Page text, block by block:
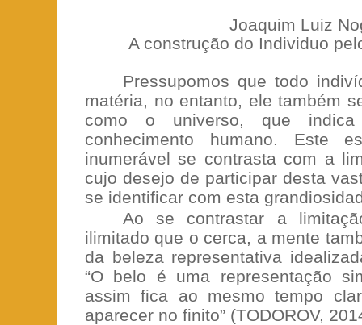
Joaquim Luiz
A construção do Individuo
Pressupomos que todo
matéria, no entanto, ele também
como o universo, que
conhecimento humano. Este
inumerável se contrasta com a
cujo desejo de participar desta
se identificar com esta
Ao se contrastar a
ilimitado que o cerca, a mente
da beleza representativa
“O belo é uma representação
assim fica ao mesmo tempo
aparecer no finito” (TODOROV,